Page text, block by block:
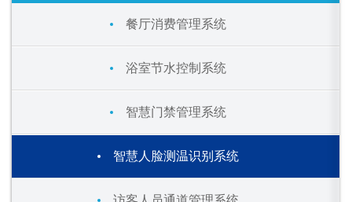
餐厅消费管理系统
浴室节水控制系统
智慧门禁管理系统
智慧人脸测温识别系统